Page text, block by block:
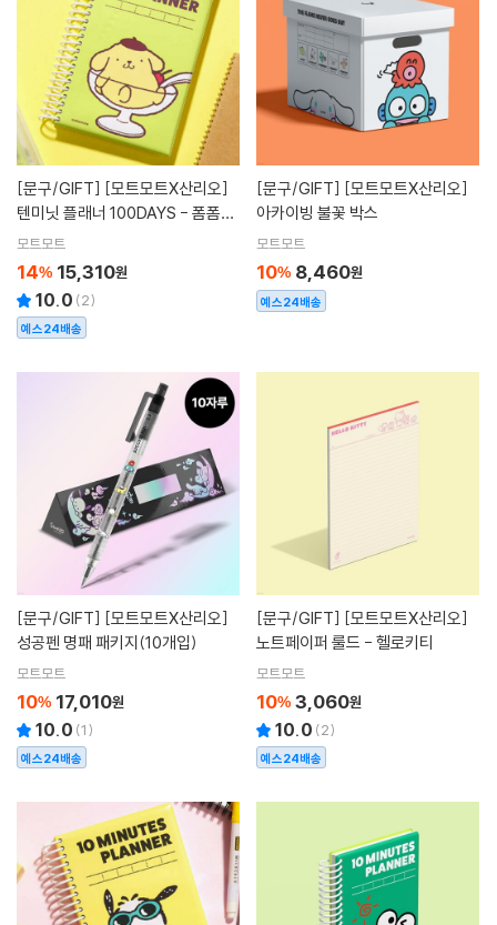
[문구/GIFT]
텐미닛 플래너 100DAYS - 폼폼푸
린
모트모트
14% 15,310원
10.0 (2)
예스24배송
[문구/GIFT]
아카이빙 불꽃 박스
모트모트
10% 8,460원
예스24배송
[문구/GIFT]
성공펜 명패 패키지(10개입)
모트모트
10% 17,010원
10.0 (1)
예스24배송
[문구/GIFT]
노트페이퍼 룰드 - 헬로키티
모트모트
10% 3,060원
10.0 (2)
예스24배송